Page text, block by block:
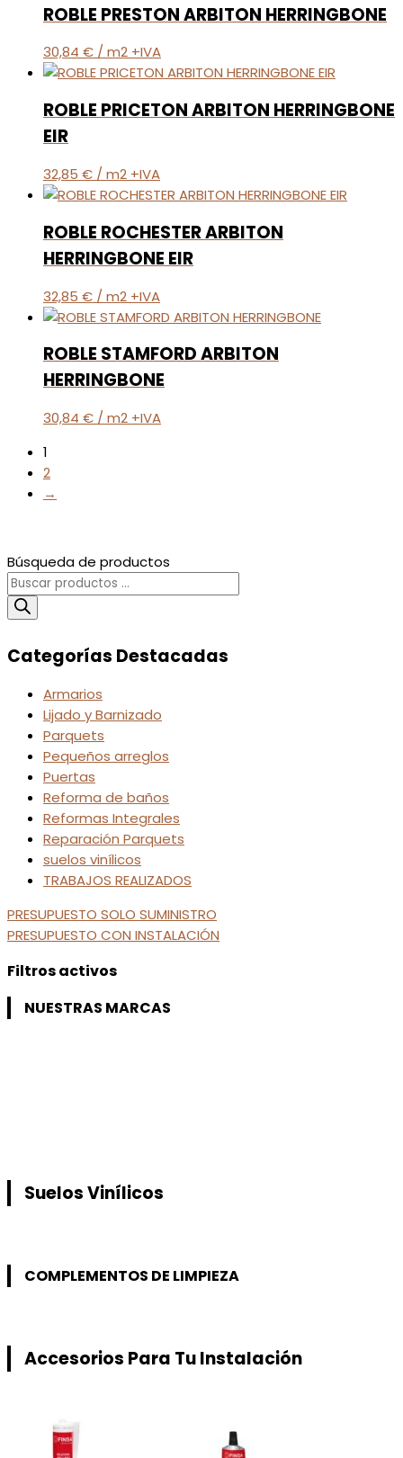
ROBLE PRESTON ARBITON HERRINGBONE
30,84 € / m2 +IVA
ROBLE PRICETON ARBITON HERRINGBONE
EIR
32,85 € / m2 +IVA
ROBLE ROCHESTER ARBITON
HERRINGBONE EIR
32,85 € / m2 +IVA
ROBLE STAMFORD ARBITON
HERRINGBONE
30,84 € / m2 +IVA
1
2
→
Búsqueda de productos
Categorías Destacadas
Armarios
Lijado y Barnizado
Parquets
Pequeños arreglos
Puertas
Reforma de baños
Reformas Integrales
Reparación Parquets
suelos vinílicos
TRABAJOS REALIZADOS
PRESUPUESTO SOLO SUMINISTRO
PRESUPUESTO CON INSTALACIÓN
Filtros activos
NUESTRAS MARCAS
Suelos Vinílicos
COMPLEMENTOS DE LIMPIEZA
Accesorios Para Tu Instalación